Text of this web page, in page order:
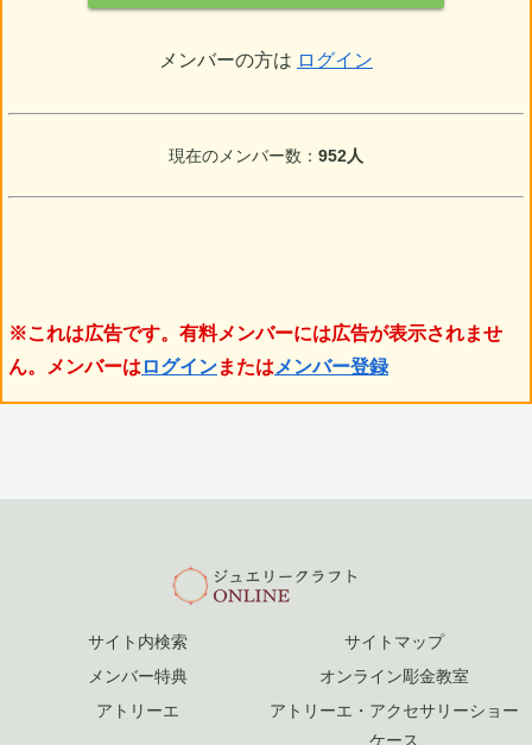
メンバーの方は ログイン
現在のメンバー数： 952人
※これは広告です。有料メンバーには広告が表示されませ
ん。メンバーは ログインまたは メンバー登録
サイト内検索
サイトマップ
メンバー特典
オンライン彫金教室
アトリーエ
アトリーエ・アクセサリーショー
ケース